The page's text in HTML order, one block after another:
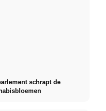
schrapt de